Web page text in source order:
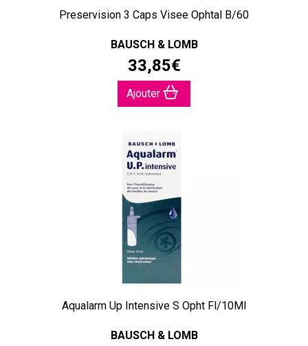
Preservision 3 Caps Visee Ophtal B/60
BAUSCH & LOMB
33,85€
Ajouter
Aqualarm Up Intensive S Opht Fl/10Ml
BAUSCH & LOMB